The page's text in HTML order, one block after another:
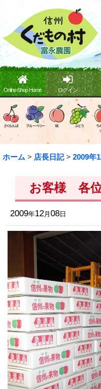
Online Shop Home ログイン
ホーム > 店長日記 > 2009年
お客様 各
2009年12月 08 日